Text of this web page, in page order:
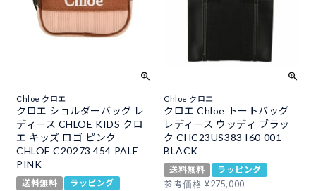
Chloe クロエ
クロエ ショルダーバッグ レ
ディース CHLOE KIDS クロ
エ キッズ ロゴ ピンク
CHLOE C20273 454 PALE
PINK
送料無料
ラッピング
Chloe クロエ
クロエ Chloe トートバッグ
レディース ウッディ ブラッ
ク CHC23US383 I60 001
BLACK
送料無料
ラッピング
参考価格 ¥275,000